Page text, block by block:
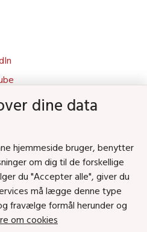
dine data
hjemmeside bruger, benytter
om dig til de forskellige
du "Accepter alle", giver du
må lægge denne type
fravælge formål herunder og
om cookies